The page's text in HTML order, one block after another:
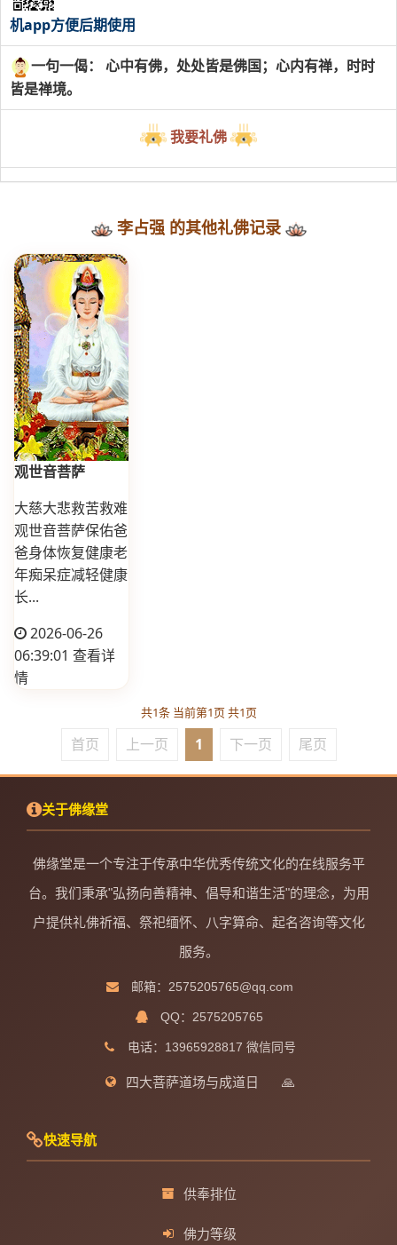
机app方便后期使用
一句一偈： 心中有佛，处处皆是佛国；心内有禅，时时
皆是禅境。
我要礼佛
李占强 的其他礼佛记录
观世音菩萨
大慈大悲救苦救难
观世音菩萨保佑爸
爸身体恢复健康老
年痴呆症减轻健康
长...
2026-06-26
06:39:01 查看详
情
共1条 当前第1页 共1页
首页 上一页 1 下一页 尾页
关于佛缘堂
佛缘堂是一个专注于传承中华优秀传统文化的在线服务平
台。我们秉承"弘扬向善精神、倡导和谐生活"的理念，为用
户提供礼佛祈福、祭祀缅怀、八字算命、起名咨询等文化
服务。
邮箱：2575205765@qq.com
QQ：2575205765
电话：13965928817 微信同号
四大菩萨道场与成道日 🙏
快速导航
供奉排位
佛力等级